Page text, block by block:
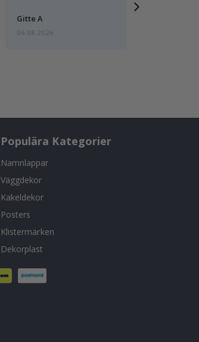
Gitte A
06.08.2026
Populära Kategorier
Namnlappar
Väggdekor
Kakeldekor
Posters
Klistermärken
Dekorplast